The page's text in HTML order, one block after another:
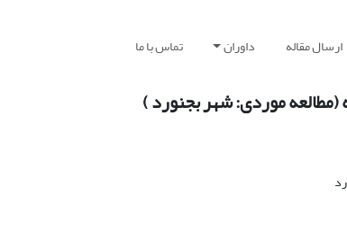
ارسال مقاله داوران تماس با ما
موردی: شهر بجنورد )